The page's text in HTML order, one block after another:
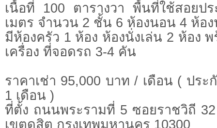
เนื้อที่ 100 ตารางวา พื้นที่ใช้สอยป
เมตร จำนวน 2 ชั้น 6 ห้องนอน 4 ห้อ
มีห้องครัว 1 ห้อง ห้องนั่งเล่น 2 ห้อง
เครื่อง ที่จอดรถ 3-4 คัน
ราคาเช่า 95,000 บาท / เดือน ( ปร
1 เดือน )
ที่ตั้ง ถนนพระรามที่ 5 ซอยราชวิถี
เขตดุสิต กรุงเทพมหานคร 10300